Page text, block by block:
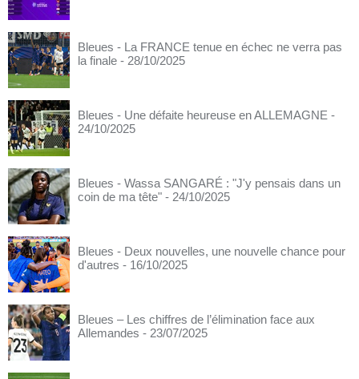
Bleues - La FRANCE tenue en échec ne verra pas
la finale - 28/10/2025
Bleues - Une défaite heureuse en ALLEMAGNE -
24/10/2025
Bleues - Wassa SANGARÉ : "J'y pensais dans un
coin de ma tête" - 24/10/2025
Bleues - Deux nouvelles, une nouvelle chance pour
d'autres - 16/10/2025
Bleues – Les chiffres de l’élimination face aux
Allemandes - 23/07/2025